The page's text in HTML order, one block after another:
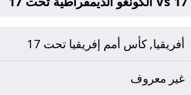
أفريقيا, كأس أمم إفريقيا تحت 17
غير معروف